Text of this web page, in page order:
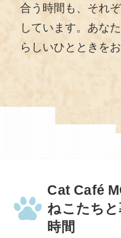
合う時間も、それ
しています。あな
らしいひとときを
Cat Café
ねこたち
時間